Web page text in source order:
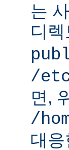
는
디
/
면,
/
대응